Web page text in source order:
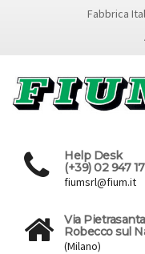
Fabbrica
Help Desk
(+39) 02 947
fiumsrl@fium.it
Via
Robecco sul
(Milano)